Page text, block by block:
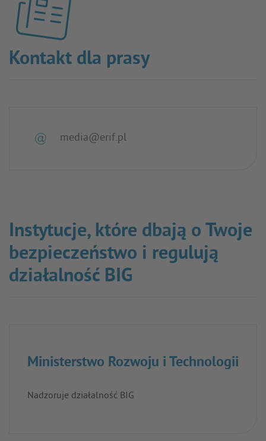
Kontakt dla prasy
media@erif.pl
Instytucje, które dbają o Twoje
bezpieczeństwo i regulują
działalność BIG
Ministerstwo Rozwoju i Technologii
Nadzoruje działalność BIG